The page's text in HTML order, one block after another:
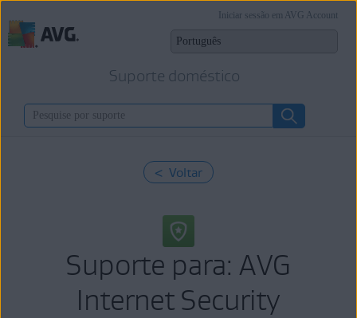
Suporte doméstico
Iniciar sessão em AVG Account
< Voltar
Suporte para: AVG
Internet Security